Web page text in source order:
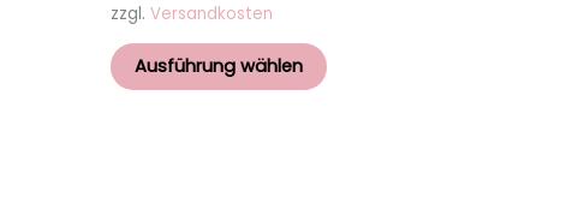
zzgl. Versandkosten
Ausführung wählen